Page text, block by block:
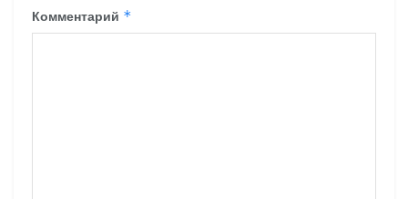
Комментарий *